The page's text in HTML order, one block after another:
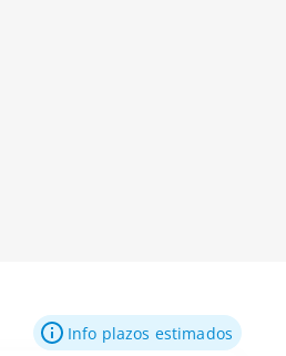
Info plazos estimados